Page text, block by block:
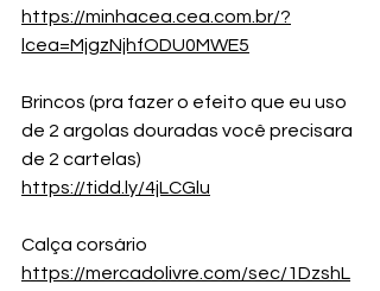
https://minhacea.cea.com.br/?
lcea=MjgzNjhfODU0MWE5
Brincos (pra fazer o efeito que eu uso
de 2 argolas douradas você precisara
de 2 cartelas)
https://tidd.ly/4jLCGlu
Calça corsário
https://mercadolivre.com/sec/1DzshL